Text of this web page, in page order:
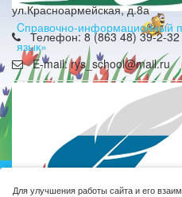
Cправочно-информационный
язык»
ул.Красноармейская, д.8а
Телефон: 8 (863 48) 39-2-32
E-mail: rys_school@mail.ru
Для улучшения работы сайта и его